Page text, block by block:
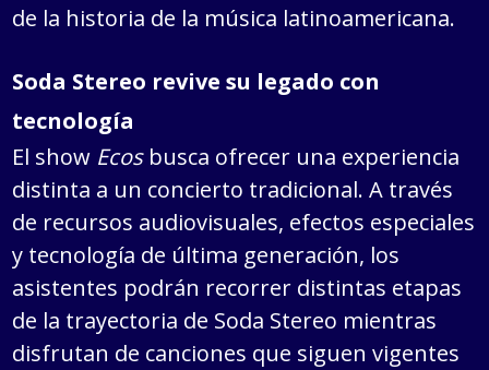
de la historia de la música latinoamericana.
Soda Stereo revive su legado con
tecnología
El show Ecosbusca ofrecer una experiencia
distinta a un concierto tradicional. A través
de recursos audiovisuales, efectos especiales
y tecnología de última generación, los
asistentes podrán recorrer distintas etapas
de la trayectoria de Soda Stereo mientras
disfrutan de canciones que siguen vigentes